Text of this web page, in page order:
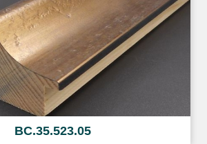
BC.35.523.05